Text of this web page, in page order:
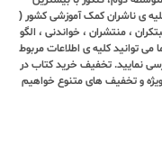
ی ناشران کمک آموزشی کشور (
، منتشران ، خواندنی ، الگو
توانید کلیه ی اطلاعات مربوط
نمایید. تخفیف خرید کتاب در
و تخفیف های متنوع خواهیم